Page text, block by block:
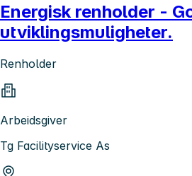
Energisk renholder -
utviklingsmuligheter.
Renholder
Arbeidsgiver
Tg Facilityservice As